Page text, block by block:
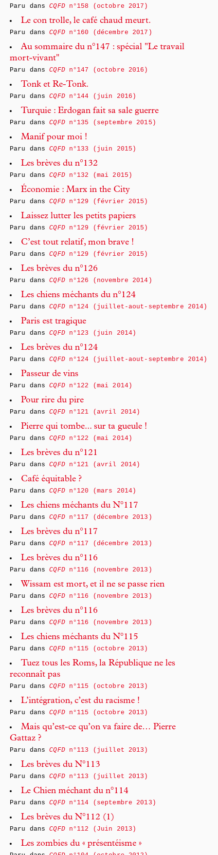
Paru dansCQFDn°158 (octobre 2017)
Le con trolle, le café chaud meurt.
Paru dansCQFDn°160 (décembre 2017)
Au sommaire du n°147 : spécial "Le travail
mort-vivant"
Paru dansCQFDn°147 (octobre 2016)
Tonk et Re-Tonk.
Paru dansCQFDn°144 (juin 2016)
Turquie : Erdogan fait sa sale guerre
Paru dansCQFDn°135 (septembre 2015)
Manif pour moi !
Paru dansCQFDn°133 (juin 2015)
Les brèves du n°132
Paru dansCQFDn°132 (mai 2015)
Économie : Marx in the City
Paru dansCQFDn°129 (février 2015)
Laissez lutter les petits papiers
Paru dansCQFDn°129 (février 2015)
C’est tout relatif, mon brave !
Paru dansCQFDn°129 (février 2015)
Les brèves du n°126
Paru dansCQFDn°126 (novembre 2014)
Les chiens méchants du n°124
Paru dansCQFDn°124 (juillet-aout-septembre 2014)
Paris est tragique
Paru dansCQFDn°123 (juin 2014)
Les brèves du n°124
Paru dansCQFDn°124 (juillet-aout-septembre 2014)
Passeur de vins
Paru dansCQFDn°122 (mai 2014)
Pour rire du pire
Paru dansCQFDn°121 (avril 2014)
Pierre qui tombe... sur ta gueule !
Paru dansCQFDn°122 (mai 2014)
Les brèves du n°121
Paru dansCQFDn°121 (avril 2014)
Café équitable ?
Paru dansCQFDn°120 (mars 2014)
Les chiens méchants du N°117
Paru dansCQFDn°117 (décembre 2013)
Les brèves du n°117
Paru dansCQFDn°117 (décembre 2013)
Les brèves du n°116
Paru dansCQFDn°116 (novembre 2013)
Wissam est mort, et il ne se passe rien
Paru dansCQFDn°116 (novembre 2013)
Les brèves du n°116
Paru dansCQFDn°116 (novembre 2013)
Les chiens méchants du N°115
Paru dansCQFDn°115 (octobre 2013)
Tuez tous les Roms, la République ne les
reconnaît pas
Paru dansCQFDn°115 (octobre 2013)
L’intégration, c’est du racisme !
Paru dansCQFDn°115 (octobre 2013)
Mais qu’est-ce qu’on va faire de… Pierre
Gattaz ?
Paru dansCQFDn°113 (juillet 2013)
Les brèves du N°113
Paru dansCQFDn°113 (juillet 2013)
Le Chien méchant du n°114
Paru dansCQFDn°114 (septembre 2013)
Les brèves du N°112 (1)
Paru dansCQFDn°112 (Juin 2013)
Les zombies du « présentéisme »